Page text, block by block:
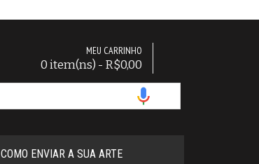
MEU CARRINHO
0 item(ns) - R$0,00
COMO ENVIAR A SUA ARTE